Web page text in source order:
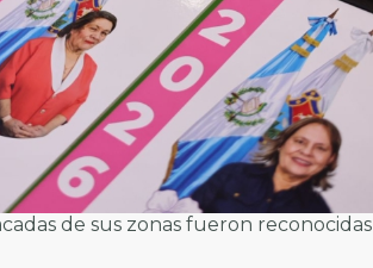
de sus zonas fueron reconocidas